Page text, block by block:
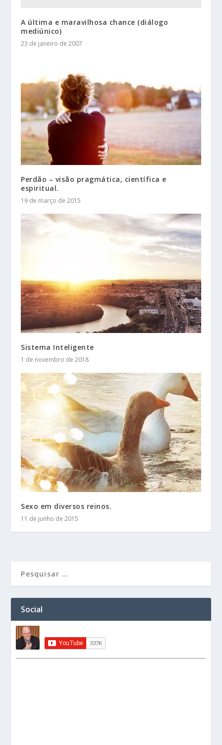
A última e maravilhosa chance (diálogo
mediúnico)
23 de janeiro de 2007
Perdão – visão pragmática, científica e
espiritual.
19 de março de 2015
Sistema Inteligente
1 de novembro de 2018
Sexo em diversos reinos.
11 de junho de 2015
Social